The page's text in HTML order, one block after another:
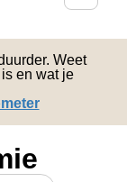
Weet
en wat je